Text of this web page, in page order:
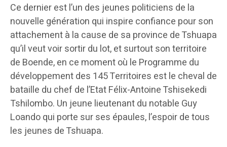
Ce dernier est l’un des jeunes politiciens de la
nouvelle génération qui inspire confiance pour son
attachement à la cause de sa province de Tshuapa
qu’il veut voir sortir du lot, et surtout son territoire
de Boende, en ce moment où le Programme du
développement des 145 Territoires est le cheval de
bataille du chef de l’Etat Félix-Antoine Tshisekedi
Tshilombo. Un jeune lieutenant du notable Guy
Loando qui porte sur ses épaules, l’espoir de tous
les jeunes de Tshuapa.